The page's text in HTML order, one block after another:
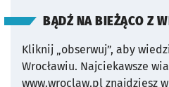
BĄDŹ NA BIEŻĄCO Z
Kliknij „obserwuj”, aby
Wrocławiu. Najciekawsze
www.wroclaw.pl znajdziesz